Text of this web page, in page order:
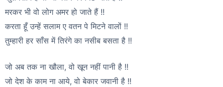
मरकर भी वो लोग अमर हो जाते हैं !!
करता हूँ उन्हें सलाम ए वतन पे मिटने वालों !!
तुम्हारी हर साँस में तिरंगे का नसीब बसता है !!
जो अब तक ना खौला, वो खून नहीं पानी है !!
जो देश के काम ना आये, वो बेकार जवानी है !!